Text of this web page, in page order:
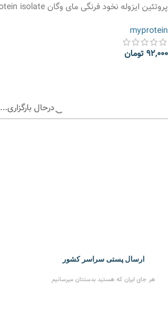
پروتئین ایزوله نخود فرنگی مای وگان myvegan pea protein isolate
myprotein
92,000تومان
درحال بارگزاری...
ارسال پستی سراسر کشور
هر جای ایران که هستید بدستتان میرسانیم